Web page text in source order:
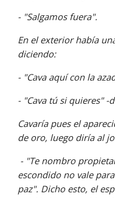
- "Salgamos fuera".
En el exterior había
diciendo:
- "Cava aquí con la
- "Cava tú si quieres" -
Cavaría pues el
de oro, luego diría al
escondido no vale
paz". Dicho esto, el